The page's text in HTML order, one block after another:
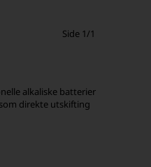
Side 1/1
alkaliske batterier
direkte utskifting